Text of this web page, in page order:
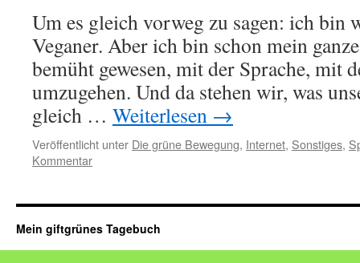
Um es gleich vorweg zu sagen: ich bin
Veganer. Aber ich bin schon mein
bemüht gewesen, mit der Sprache, mit
umzugehen. Und da stehen wir, was
gleich … Weiterlesen →
Veröffentlicht unter Die grüne Bewegung, Internet, Sonstiges,
Kommentar
Mein giftgrünes Tagebuch